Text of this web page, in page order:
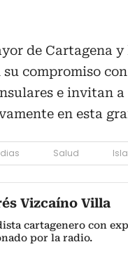
de Cartagena
compromiso
e invitan
en esta
Salud
Vizcaíno Villa
cartagenero con
por la radio.